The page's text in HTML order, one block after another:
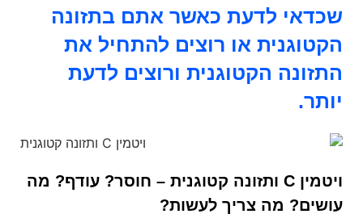
שכדאי לדעת כאשר אתם בתזונה
הקטוגנית או רוצים להתחיל את
התזונה הקטוגנית ורוצים לדעת
יותר.
ויטמין C ותזונה קטוגנית – חוסר? עודף? מה
עושים? מה צריך לעשות?